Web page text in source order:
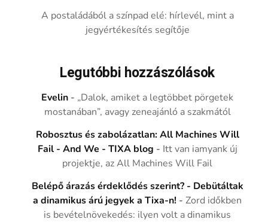
A postaládából a színpad elé: hírlevél, mint a
jegyértékesítés segítője
Legutóbbi hozzászólások
Evelin - „Dalok, amiket a legtöbbet pörgetek
mostanában”, avagy zeneajánló a szakmától
Robosztus és zabolázatlan: All Machines Will
Fail - And We - TIXA blog - Itt van iamyank új
projektje, az All Machines Will Fail
Belépő árazás érdeklődés szerint? - Debütáltak
a dinamikus árú jegyek a Tixa-n! -Zord időkben
is bevételnövekedés: ilyen volt a dinamikus